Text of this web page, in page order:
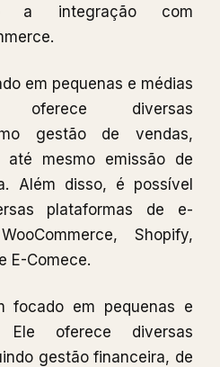
a integração com
em pequenas e médias
oferece diversas
gestão de vendas,
mesmo emissão de
Além disso, é possível
plataformas de e-
Shopify,
E-Comece.
focado em pequenas e
Ele oferece diversas
gestão financeira, de